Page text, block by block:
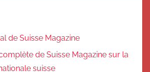
de Suisse Magazine
de Suisse Magazine sur la
suisse